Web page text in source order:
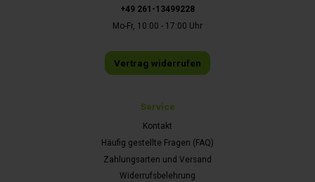
+49 261-13499228
Mo-Fr, 10:00 - 17:00 Uhr
Vertrag widerrufen
Service
Kontakt
Häufig gestellte Fragen (FAQ)
Zahlungsarten und Versand
Widerrufsbelehrung